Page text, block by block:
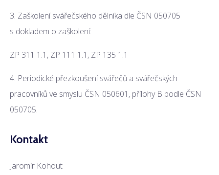
3. Zaškolení svářečského dělníka dle ČSN 050705
s dokladem o zaškolení:
ZP 311 1.1, ZP 111 1.1, ZP 135 1.1
4. Periodické přezkoušení svářečů a svářečských
pracovníků ve smyslu ČSN 050601, přílohy B podle ČSN
050705.
Kontakt
Jaromír Kohout